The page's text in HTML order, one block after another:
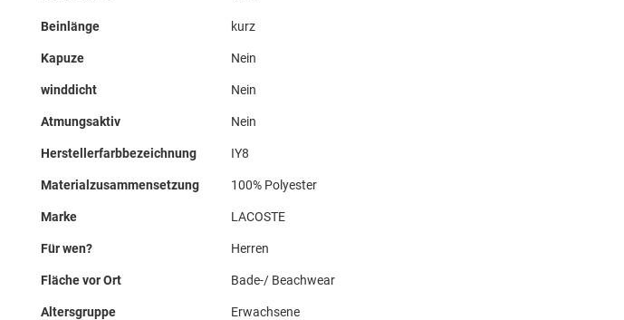
Beinlänge kurz
Kapuze Nein
winddicht Nein
Atmungsaktiv Nein
Herstellerfarbbezeichnung IY8
Materialzusammensetzung 100% Polyester
Marke LACOSTE
Für wen? Herren
Fläche vor Ort Bade-/ Beachwear
Altersgruppe Erwachsene